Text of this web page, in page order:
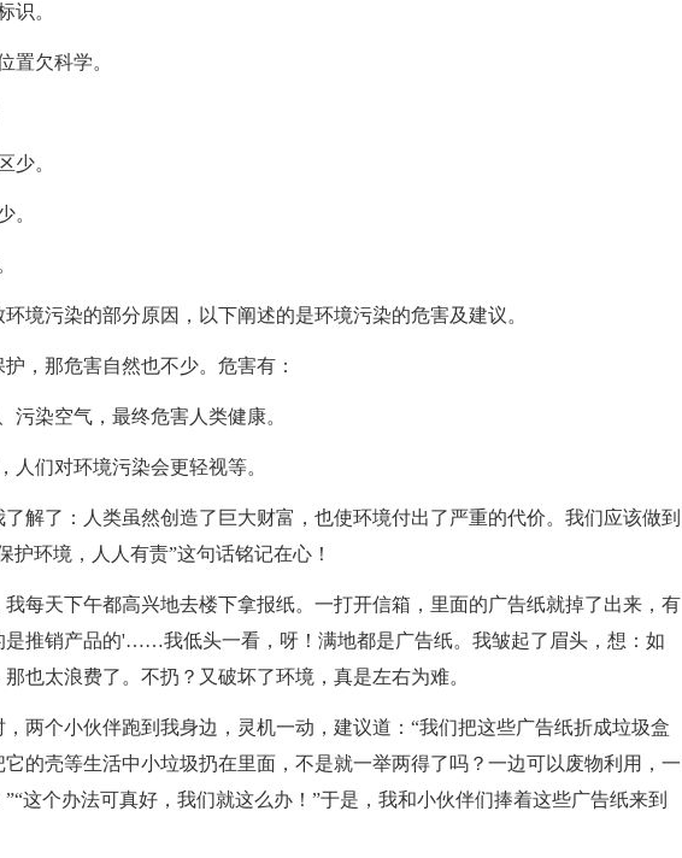
。
欠科学。
。
。
污染的部分原因，以下阐述的是环境污染的危害及建议。
那危害自然也不少。危害有：
染空气，最终危害人类健康。
们对环境污染会更轻视等。
了：人类虽然创造了巨大财富，也使环境付出了严重的代价。我们应该做到
护环境，人人有责”这句话铭记在心！
天下午都高兴地去楼下拿报纸。一打开信箱，里面的广告纸就掉了出来，有
是推销产品的'……我低头一看，呀！满地都是广告纸。我皱起了眉头，想：如
也太浪费了。不扔？又破坏了环境，真是左右为难。
个小伙伴跑到我身边，灵机一动，建议道：“我们把这些广告纸折成垃圾盒
的壳等生活中小垃圾扔在里面，不是就一举两得了吗？一边可以废物利用，一
这个办法可真好，我们就这么办！”于是，我和小伙伴们捧着这些广告纸来到